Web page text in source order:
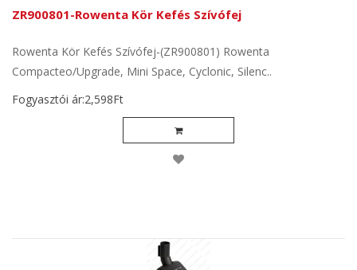
ZR900801-Rowenta Kör Kefés Szívófej
Rowenta Kör Kefés Szívófej-(ZR900801) Rowenta
Compacteo/Upgrade, Mini Space, Cyclonic, Silenc..
Fogyasztói ár:2,598Ft